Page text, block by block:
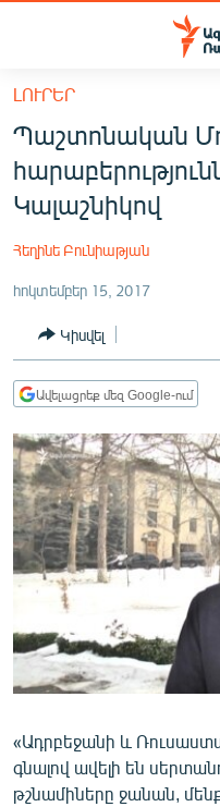
Մատչելիության
հիմնական
բովանդակությանը
Անցնել
հիմնական
մենյուին
ՀԱՅԱՍՏԱՆ
ՔԱՂԱՔԱԿԱՆ
ՏՆՏԵՍՈՒԹՅՈՒՆ
ՂԱՐԱԲԱՂ
ՏԱՐԱԾԱՇՐՋԱՆ
ՄԻՋԱԶԳԱՅԻՆ
ՄՇԱԿՈՒՅԹ
ՍՊՈՐՏ
ՄԵԿՆԱԲԱՆՈՒԹՅՈՒՆ
ՏՏ ԵՒ ԻՆՏԵՐՆԵՏ
ԱՐԽԻՎ
ՏԵՍԱՆՅՈՒԹԵՐ
ԼՈՒՐԵՐ
Պաշտոնական
Կալաշնիկով
Հեղինե Բունիաթյան
հոկտեմբեր 15, 2017
Կիսվել
Ավելացրեք մեզ Google-ում
«Ադրբեջանի և
գնալով ավելի են
թշնամիները ջանան,